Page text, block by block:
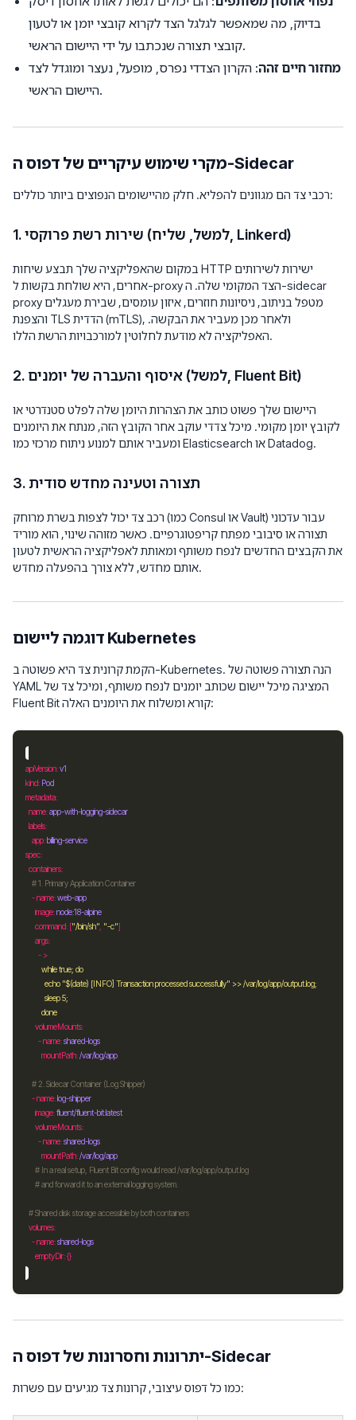
בדיוק, מה שמאפשר לגלגל הצד לקרוא קובצי יומן או לטעון
קובצי תצורה שנכתבו על ידי היישום הראשי.
מחזור חיים זהה: הקרון הצדדי נפרס, מופעל, נעצר ומוגדל לצד
היישום הראשי.
מקרי שימוש עיקריים של דפוס ה-Sidecar
רכבי צד הם מגוונים להפליא. חלק מהיישומים הנפוצים ביותר כוללים:
1. שירות רשת פרוקסי (למשל, שליח, Linkerd)
במקום שהאפליקציה שלך תבצע שיחות HTTP ישירות לשירותים
אחרים, היא שולחת בקשות ל-proxy הצד המקומי שלה. ה-sidecar
proxy מטפל בניתוב, ניסיונות חוזרים, איזון עומסים, שבירת מעגלים
והצפנת TLS הדדית (mTLS), ולאחר מכן מעביר את הבקשה.
האפליקציה לא מודעת לחלוטין למורכבויות הרשת הללו.
2. איסוף והעברה של יומנים (למשל, Fluent Bit)
היישום שלך פשוט כותב את הצהרות היומן שלה לפלט סטנדרטי או
לקובץ יומן מקומי. מיכל צדדי עוקב אחר הקובץ הזה, מנתח את היומנים
ומעביר אותם למנוע ניתוח מרכזי כמו Elasticsearch או Datadog.
3. תצורה וטעינה מחדש סודית
רכב צד יכול לצפות בשרת מרוחק (כמו Consul או Vault) עבור עדכוני
תצורה או סיבובי מפתח קריפטוגרפיים. כאשר מזוהה שינוי, הוא מוריד
את הקבצים החדשים לנפח משותף ומאותת לאפליקציה הראשית לטעון
אותם מחדש, ללא צורך בהפעלה מחדש.
דוגמה ליישום Kubernetes
הקמת קרונית צד היא פשוטה ב-Kubernetes. הנה תצורה פשוטה של ​​
YAML המציגה מיכל יישום שכותב יומנים לנפח משותף, ומיכל צד של
Fluent Bit קורא ומשלוח את היומנים האלה:
apiVersion: v1
kind: Pod
metadata
name: app-with-logging-sidecar
labels
app: billing-service
spec
containers
# 1. Primary Application Container
    -
name: web-app
image: node:18-alpine
command: ["/bin/sh" "-c"
args
        - >
          done
volumeMounts
        -
name: shared-logs
mountPath: /var/log/app
# 2. Sidecar Container (Log Shipper)
    -
name: log-shipper
image: fluent/fluent-bit:latest
volumeMounts
        -
name: shared-logs
mountPath: /var/log/app
# In a real setup, Fluent Bit config would read /var/log/app/output.log
# and forward it to an external logging system.
# Shared disk storage accessible by both containers
volumes
    -
name: shared-logs
emptyDir
יתרונות וחסרונות של דפוס ה-Sidecar
כמו כל דפוס עיצובי, קרונות צד מגיעים עם פשרות: